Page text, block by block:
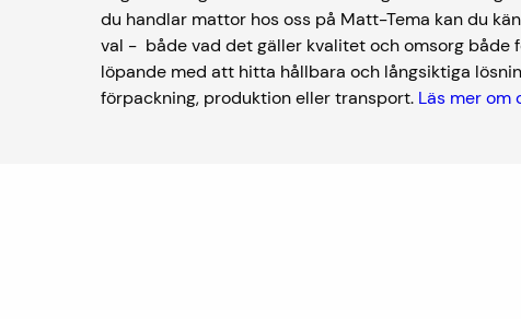
du handlar mattor hos oss på Matt-Tema kan du
val - både vad det gäller kvalitet och omsorg både
löpande med att hitta hållbara och långsiktiga
förpackning, produktion eller transport. Läs mer om